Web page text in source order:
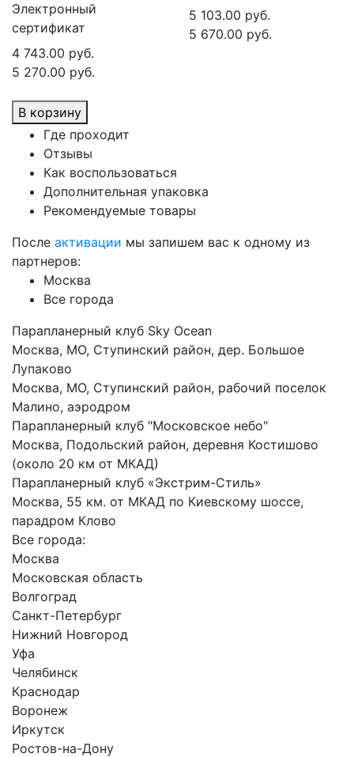
Электронный
сертификат
4 743.00 руб.
5 270.00 руб.
5 103.00 руб.
5 670.00 руб.
В корзину
Где проходит
Отзывы
Как воспользоваться
Дополнительная упаковка
Рекомендуемые товары
После активации мы запишем вас к одному из
партнеров:
Москва
Все города
Парапланерный клуб Sky Ocean
Москва, МО, Ступинский район, дер. Большое
Лупаково
Москва, МО, Ступинский район, рабочий поселок
Малино, аэродром
Парапланерный клуб "Московское небо"
Москва, Подольский район, деревня Костишово
(около 20 км от МКАД)
Парапланерный клуб «Экстрим-Стиль»
Москва, 55 км. от МКАД по Киевскому шоссе,
парадром Клово
Все города:
Москва
Московская область
Волгоград
Санкт-Петербург
Нижний Новгород
Уфа
Челябинск
Краснодар
Воронеж
Иркутск
Ростов-на-Дону